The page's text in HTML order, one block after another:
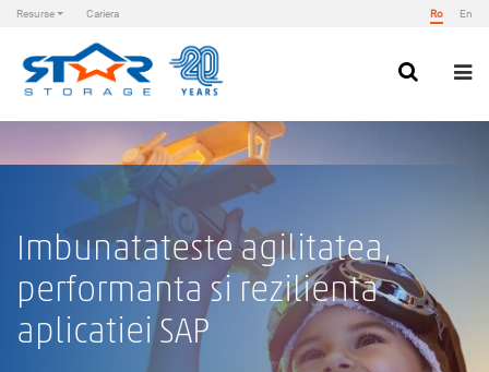
Resurse Cariera Ro En
content
Imbunatateste agilitatea,
performanta si rezilienta
aplicatiei SAP